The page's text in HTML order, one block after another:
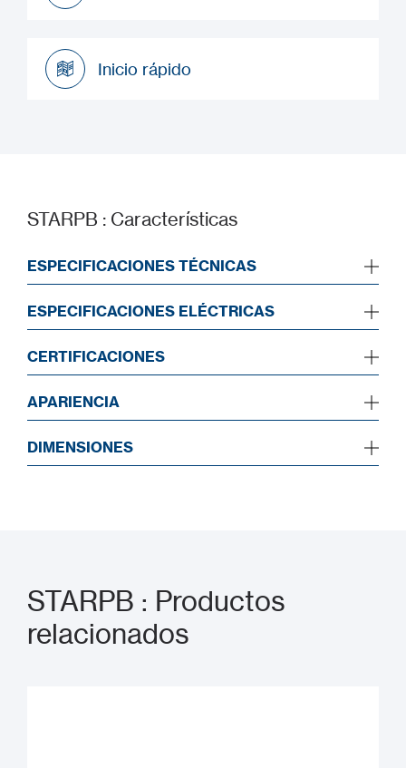
Inicio rápido
STARPB : Características
ESPECIFICACIONES TÉCNICAS
ESPECIFICACIONES ELÉCTRICAS
CERTIFICACIONES
APARIENCIA
DIMENSIONES
STARPB : Productos
relacionados